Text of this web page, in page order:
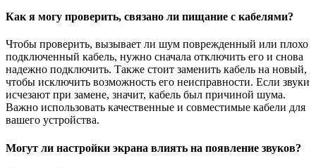
Как я могу проверить, связано ли пищание с кабелями?
Чтобы проверить, вызывает ли шум поврежденный или плохо
подключенный кабель, нужно сначала отключить его и снова
надежно подключить. Также стоит заменить кабель на новый,
чтобы исключить возможность его неисправности. Если звуки
исчезают при замене, значит, кабель был причиной шума.
Важно использовать качественные и совместимые кабели для
вашего устройства.
Могут ли настройки экрана влиять на появление звуков?